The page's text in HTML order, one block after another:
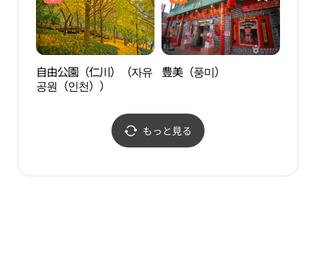
自由公園（仁川）（자유
공원（인천））
豊美（풍미）
もっと見る